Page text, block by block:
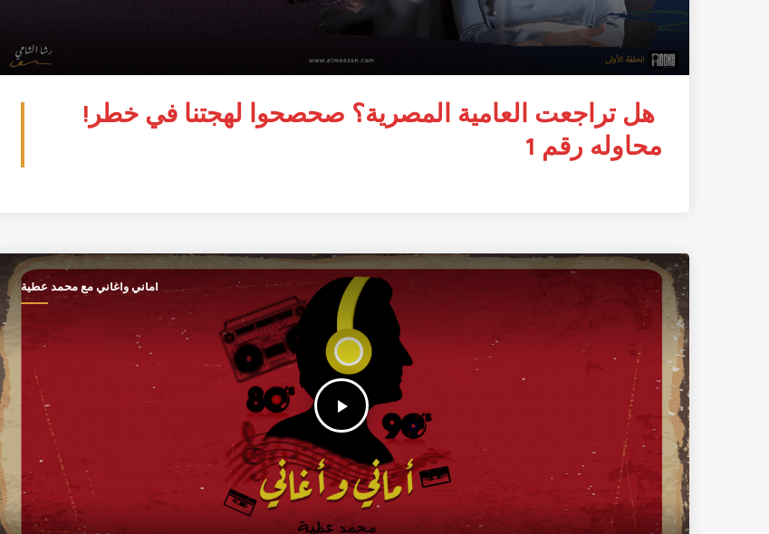
هل تراجعت العامية المصرية؟ صحصحوا لهجتنا في خطر!
محاوله رقم 1
أماني وأغاني مع محمد عطية
play_arrow